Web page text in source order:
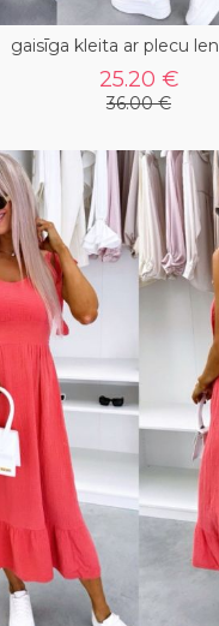
gaisīga kleita ar plecu
25.20 €
36.00 €